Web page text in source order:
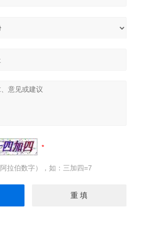
拉伯数字），如：三加四=7